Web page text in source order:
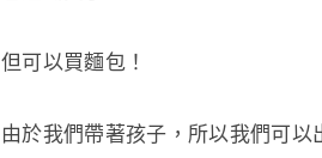
但可以買麵包！
由於我們帶著孩子，所以我們可以